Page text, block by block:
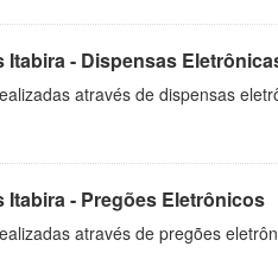
Itabira - Dispensas
através de dispensas
Itabira - Pregões Eletrônicos
através de pregões